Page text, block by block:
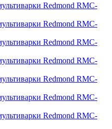
Redmond RMC-
Redmond RMC-
Redmond RMC-
Redmond RMC-
Redmond RMC-
Redmond RMC-
Redmond RMC-